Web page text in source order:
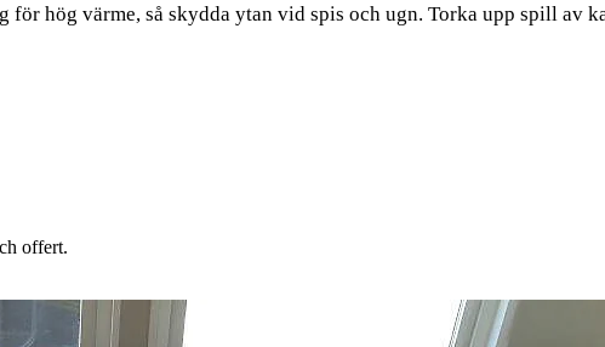
för hög värme, så skydda ytan vid spis och ugn. Torka upp spill
offert.